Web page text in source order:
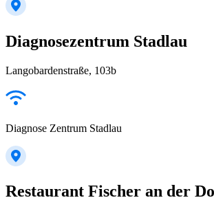
Diagnosezentrum Stadlau
Langobardenstraße, 103b
Diagnose Zentrum Stadlau
Restaurant Fischer an der